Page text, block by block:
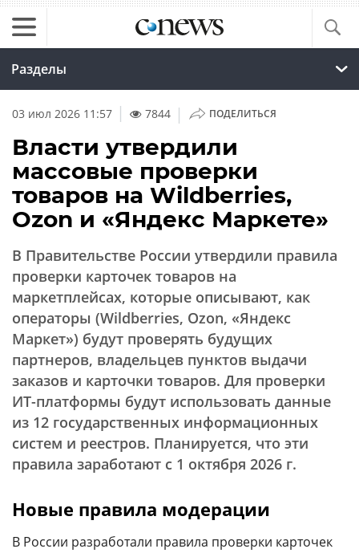
Разделы
03 июл 2026 11:57 7844 | ПОДЕЛИТЬСЯ
Власти утвердили
массовые проверки
товаров на Wildberries,
Ozon и «Яндекс Маркете»
В Правительстве России утвердили правила
проверки карточек товаров на
маркетплейсах, которые описывают, как
операторы (Wildberries, Ozon, «Яндекс
Маркет») будут проверять будущих
партнеров, владельцев пунктов выдачи
заказов и карточки товаров. Для проверки
ИТ-платформы будут использовать данные
из 12 государственных информационных
систем и реестров. Планируется, что эти
правила заработают с 1 октября 2026 г.
Новые правила модерации
В России разработали правила проверки карточек